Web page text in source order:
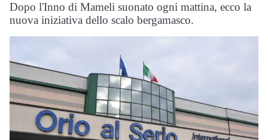
Dopo l'Inno di Mameli suonato ogni mattina, ecco la
nuova iniziativa dello scalo bergamasco.